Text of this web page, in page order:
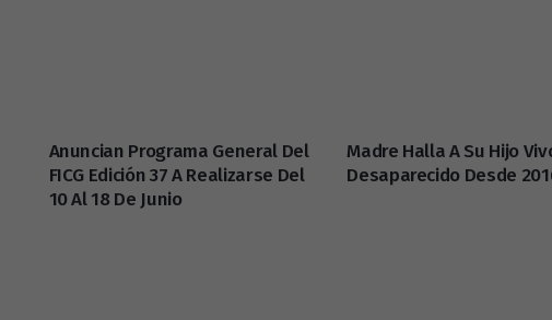
Anuncian Programa General Del
FICG Edición 37 A Realizarse Del
10 Al 18 De Junio
Madre Halla A Su Hijo
Desaparecido Desde